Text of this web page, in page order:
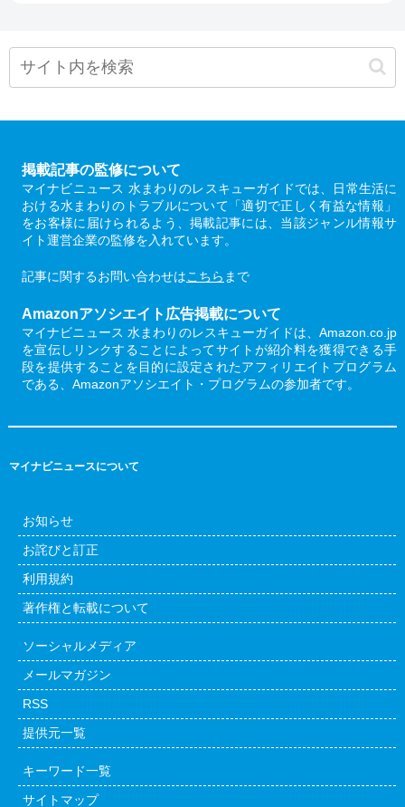
掲載記事の監修について
マイナビニュース 水まわりのレスキューガイドでは、日常生活に
おける水まわりのトラブルについて「適切で正しく有益な情報」
をお客様に届けられるよう、掲載記事には、当該ジャンル情報サ
イト運営企業の監修を入れています。
記事に関するお問い合わせはこちら まで
Amazonアソシエイト広告掲載について
マイナビニュース 水まわりのレスキューガイドは、Amazon.co.jp
を宣伝しリンクすることによってサイトが紹介料を獲得できる手
段を提供することを目的に設定されたアフィリエイトプログラム
である、Amazonアソシエイト・プログラムの参加者です。
マイナビニュースについて
お知らせ
お詫びと訂正
利用規約
著作権と転載について
ソーシャルメディア
メールマガジン
RSS
提供元一覧
キーワード一覧
サイトマップ